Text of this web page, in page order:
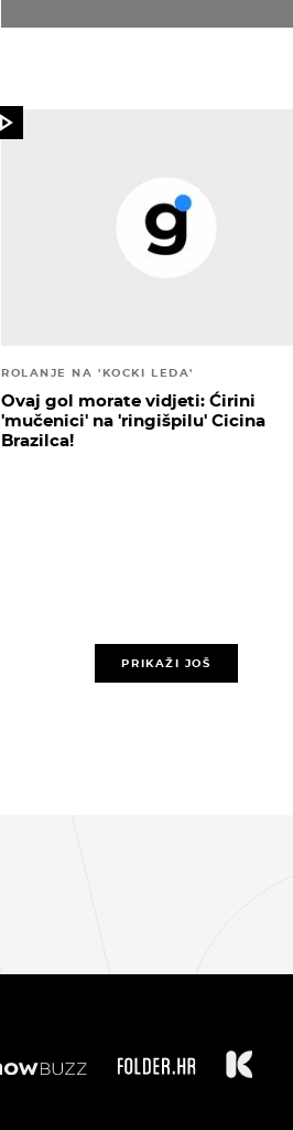
ROLANJE NA 'KOCKI LEDA'
Ovaj gol morate vidjeti: Ćirini
'mučenici' na 'ringišpilu' Cicina
Brazilca!
PRIKAŽI JOŠ